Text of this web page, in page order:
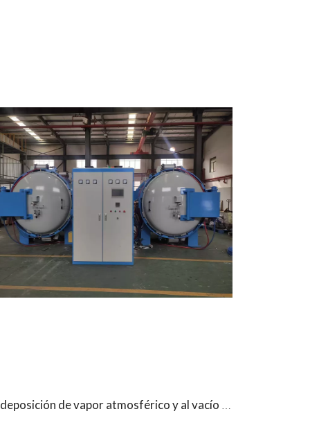
Horno de deposición de vapor atmosférico y al vacío para ingeniería de superficies funcionales